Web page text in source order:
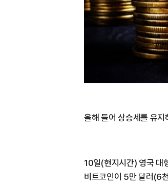
올해 들어 상승세를 유
10일(현지시간) 영국 대
비트코인이 5만 달러(6